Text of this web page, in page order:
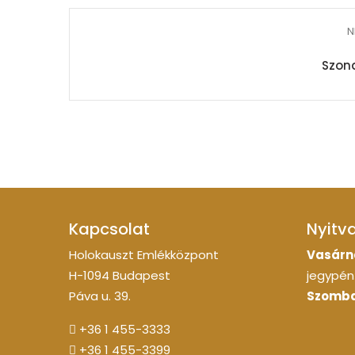
Kapcsolat
Holokauszt Emlékközpont
H-1094 Budapest
Páva u. 39.
+36 1 455-3333
+36 1 455-3399